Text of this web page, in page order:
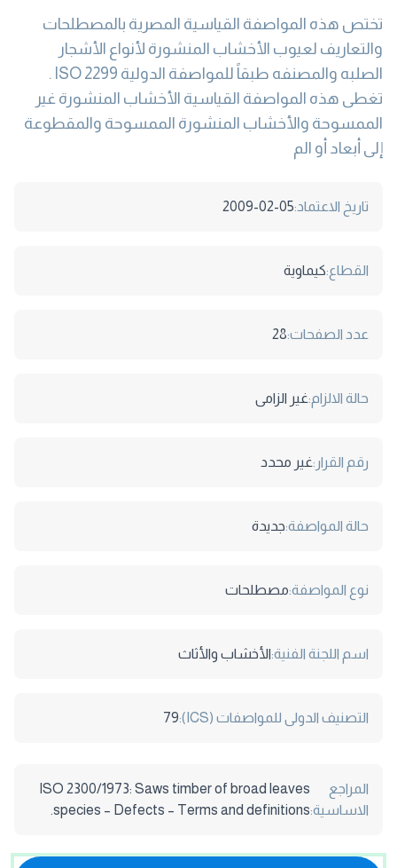
تختص هذه المواصفة القياسية المصرية بالمصطلحات
والتعاريف لعيوب الأخشاب المنشورة لأنواع الأشجار
الصلبه والمصنفه طبقاً للمواصفة الدولية ISO 2299 .
تغطى هذه المواصفة القياسية الأخشاب المنشورة غير
الممسوحة والأخشاب المنشورة الممسوحة والمقطوعة
إلى أبعاد أو الم
تاريخ الاعتماد:2009-02-05
القطاع:كيماوية
عدد الصفحات:28
حالة الالزام:غير الزامى
رقم القرار:غير محدد
حالة المواصفة:جديدة
نوع المواصفة:مصطلحات
اسم اللجنة الفنية:الأخشاب والأثاث
التصنيف الدولى للمواصفات (ICS): 79
المراجع
الاساسية:
ISO 2300/1973: Saws timber of broad leaves
species – Defects – Terms and definitions.